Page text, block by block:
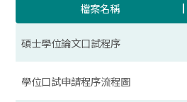
檔案名稱
碩士學位論文口試程序
學位口試申請程序流程圖